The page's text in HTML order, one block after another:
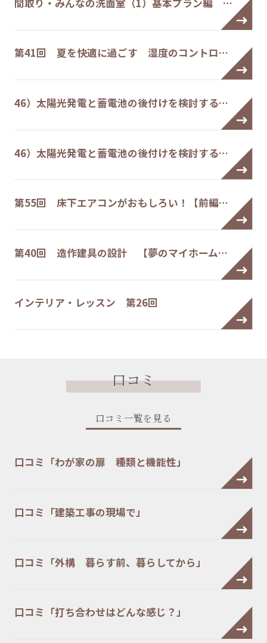
第41回 夏を快適に過ごす 湿度のコントロ…
46）太陽光発電と蓄電池の後付けを検討する…
46）太陽光発電と蓄電池の後付けを検討する…
第55回 床下エアコンがおもしろい！【前編…
第40回 造作建具の設計 【夢のマイホーム…
インテリア・レッスン 第26回
口コミ
口コミ一覧を見る
口コミ「わが家の扉 種類と機能性」
口コミ「建築工事の現場で」
口コミ「外構 暮らす前、暮らしてから」
口コミ「打ち合わせはどんな感じ？」